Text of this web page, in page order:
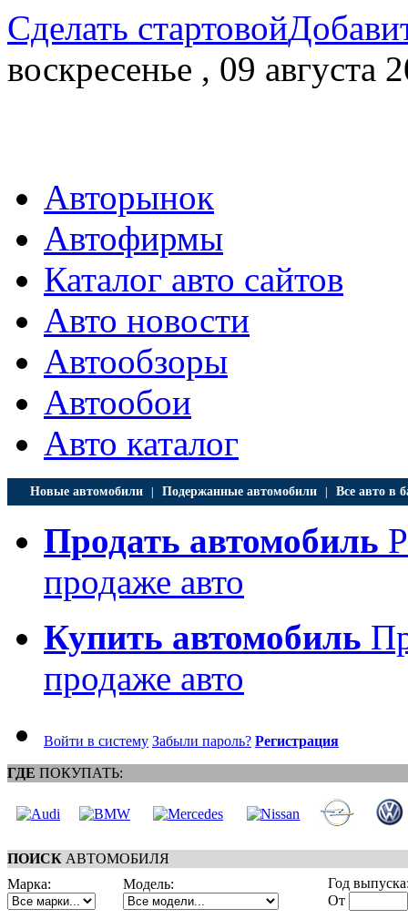
Сделать стартовой
воскресенье , 09 августа
Авторынок
Автофирмы
Каталог авто сайтов
Авто новости
Автообзоры
Автообои
Авто каталог
Новые автомобили Подержанные автомобили Все авто в
Продать автомобиль
продаже авто
Купить автомобиль
продаже авто
Войти в систему Забыли пароль? Регистрация
ГДЕ ПОКУПАТЬ:
ПОИСК АВТОМОБИЛЯ
Марка:
Модель:
Год
От